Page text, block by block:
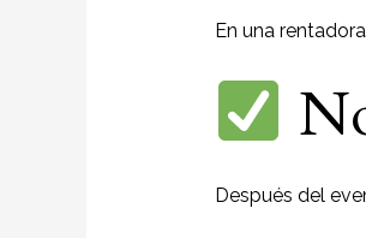
En una
Después del